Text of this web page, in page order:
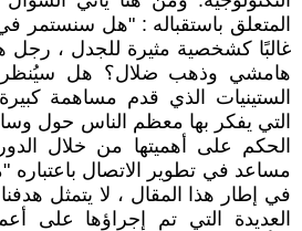
المتعلق باستقباله : "هل سنستمر
غالبًا كشخصية مثيرة للجدل ،
هامشي وذهب ضلال؟ هل سيُنظر
الستينيات الذي قدم مساهمة
التي يفكر بها معظم الناس حول
الحكم على أهميتها من خلال
مساعد في تطوير الاتصال
في إطار هذا المقال ، لا يتمثل
العديدة التي تم إجراؤها على